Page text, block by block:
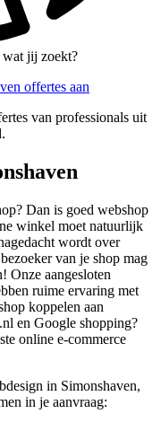
wat jij zoekt?
offertes aan
van professionals uit
Dan is goed webshop
winkel moet natuurlijk
wordt over
van je shop mag
Onze aangesloten
ruime ervaring met
koppelen aan
en Google shopping?
online e-commerce
in Simonshaven,
in je aanvraag: